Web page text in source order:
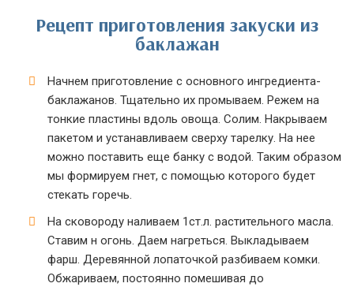
Рецепт приготовления закуски из
баклажан
Начнем приготовление с основного ингредиента-
баклажанов. Тщательно их промываем. Режем на
тонкие пластины вдоль овоща. Солим. Накрываем
пакетом и устанавливаем сверху тарелку. На нее
можно поставить еще банку с водой. Таким образом
мы формируем гнет, с помощью которого будет
стекать горечь.
На сковороду наливаем 1ст.л. растительного масла.
Ставим н огонь. Даем нагреться. Выкладываем
фарш. Деревянной лопаточкой разбиваем комки.
Обжариваем, постоянно помешивая до